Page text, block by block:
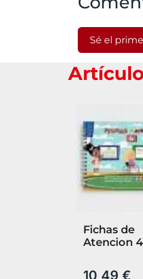
Sé el
Fichas de
Atencion
10,49 €